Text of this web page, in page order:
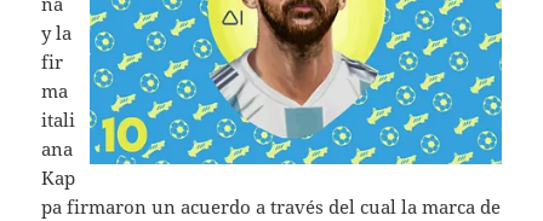
y la
fir
ma
itali
ana
Kap
pa firmaron un acuerdo a través del cual la marca de